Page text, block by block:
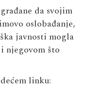
da svojim
oslobađanje,
javnosti mogla
njegovom što
linku: